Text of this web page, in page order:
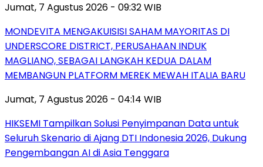
Jumat, 7 Agustus 2026 - 09:32 WIB
MONDEVITA MENGAKUISISI SAHAM MAYORITAS DI
UNDERSCORE DISTRICT, PERUSAHAAN INDUK
MAGLIANO, SEBAGAI LANGKAH KEDUA DALAM
MEMBANGUN PLATFORM MEREK MEWAH ITALIA BARU
Jumat, 7 Agustus 2026 - 04:14 WIB
HIKSEMI Tampilkan Solusi Penyimpanan Data untuk
Seluruh Skenario di Ajang DTI Indonesia 2026, Dukung
Pengembangan AI di Asia Tenggara